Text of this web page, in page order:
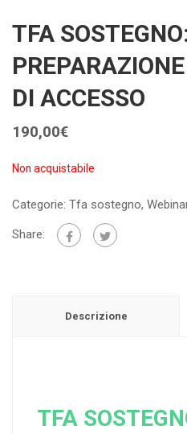
TFA
DI ACCESSO
190,00€
Non acquistabile
Categorie: Tfa sostegno,
Share:
Descrizione
TFA